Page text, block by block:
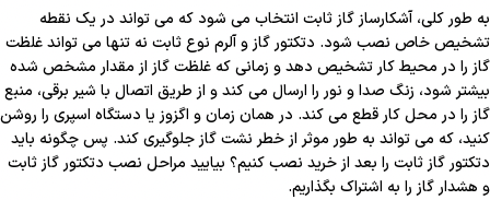
به طور کلی، آشکارساز گاز ثابت انتخاب می شود که می تواند در یک نقطه
تشخیص خاص نصب شود. دتکتور گاز و آلرم نوع ثابت نه تنها می تواند غلظت
گاز را در محیط کار تشخیص دهد و زمانی که غلظت گاز از مقدار مشخص شده
بیشتر شود، زنگ صدا و نور را ارسال می کند و از طریق اتصال با شیر برقی، منبع
گاز را در محل کار قطع می کند. در همان زمان و اگزوز یا دستگاه اسپری را روشن
کنید، که می تواند به طور موثر از خطر نشت گاز جلوگیری کند. پس چگونه باید
دتکتور گاز ثابت را بعد از خرید نصب کنیم؟ بیایید مراحل نصب دتکتور گاز ثابت
و هشدار گاز را به اشتراک بگذاریم.